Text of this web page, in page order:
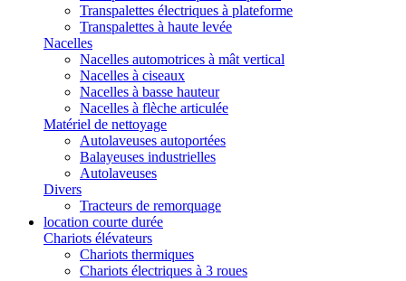
Transpalettes électriques à plateforme
Transpalettes à haute levée
Nacelles
Nacelles automotrices à mât vertical
Nacelles à ciseaux
Nacelles à basse hauteur
Nacelles à flèche articulée
Matériel de nettoyage
Autolaveuses autoportées
Balayeuses industrielles
Autolaveuses
Divers
Tracteurs de remorquage
location courte durée
Chariots élévateurs
Chariots thermiques
Chariots électriques à 3 roues